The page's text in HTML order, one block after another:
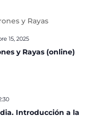
y Rayas (online)
15, 2025
Introducción a la